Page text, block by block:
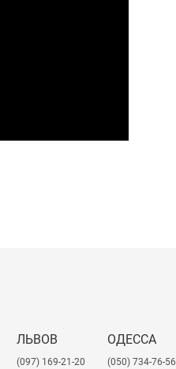
ЛЬВОВ
​(097) 169-21-20
ОДЕССА
(050) 734-76-56